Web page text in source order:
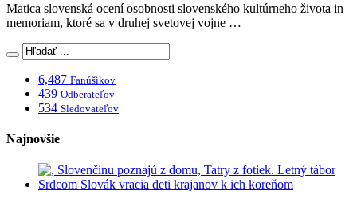
Matica slovenská ocení osobnosti slovenského kultúrneho života in
memoriam, ktoré sa v druhej svetovej vojne …
6,487 Fanúšikov
439 Odberateľov
534 Sledovateľov
Najnovšie